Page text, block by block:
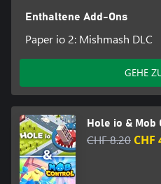
Enthaltene Add-Ons
Paper io 2: Mishmash DLC
GEHE
Hole io & Mob
CHF 8.20 CHF